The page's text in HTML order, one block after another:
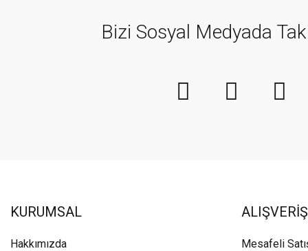
Bizi Sosyal Medyada
KURUMSAL
Hakkımızda
ALIŞVERİŞ
Mesafeli